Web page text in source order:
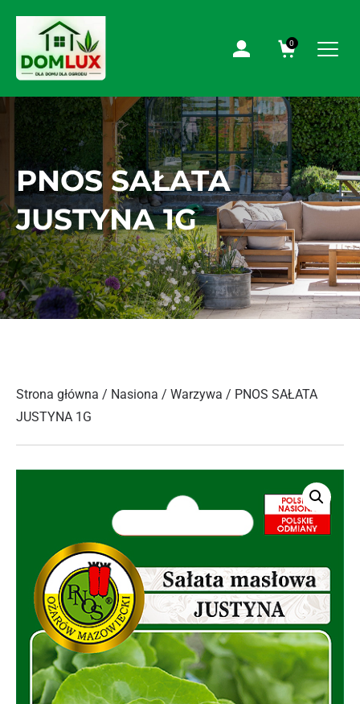
0
PNOS SAŁATA
JUSTYNA 1G
Strona główna / Nasiona / Warzywa / PNOS SAŁATA
JUSTYNA 1G